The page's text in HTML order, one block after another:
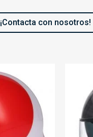
¡Contacta con nosotros!